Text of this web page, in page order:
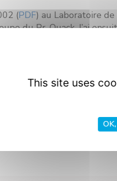
(PDF) au Laboratoire
du Pr. Quack. J’ai
puis un autre
de recherche 2
à Diriger des
au GSMA, j’ai intégré
physique moléculaire.
This site uses